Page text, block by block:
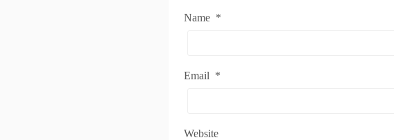
Name *
Email *
Website